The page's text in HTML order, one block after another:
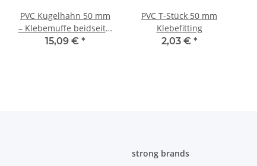
PVC Kugelhahn 50 mm
– Klebemuffe beidseitig
mit
15,09 € *
PVC T-Stück 50 mm
Klebefitting
2,03 € *
strong brands